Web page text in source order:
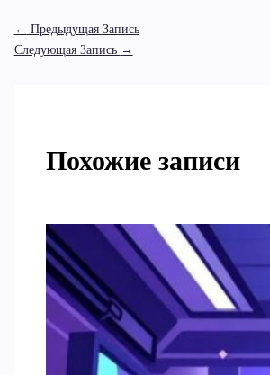
← Предыдущая Запись
Следующая Запись →
Похожие записи